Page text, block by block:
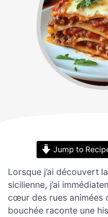
Jump to
Lorsque j’ai découvert
sicilienne, j’ai
cœur des rues animées
bouchée raconte une